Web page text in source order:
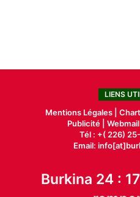
LIENS
Mentions Légales |
Publicité |Webmail |
Tél : +( 226)
Email:
Burkina 24 :